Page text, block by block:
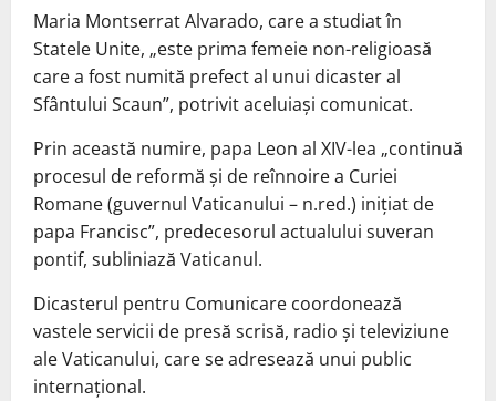
Maria Montserrat Alvarado, care a studiat în
Statele Unite, „este prima femeie non-religioasă
care a fost numită prefect al unui dicaster al
Sfântului Scaun”, potrivit aceluiaşi comunicat.
Prin această numire, papa Leon al XIV-lea „continuă
procesul de reformă şi de reînnoire a Curiei
Romane (guvernul Vaticanului – n.red.) iniţiat de
papa Francisc”, predecesorul actualului suveran
pontif, subliniază Vaticanul.
Dicasterul pentru Comunicare coordonează
vastele servicii de presă scrisă, radio şi televiziune
ale Vaticanului, care se adresează unui public
internaţional.